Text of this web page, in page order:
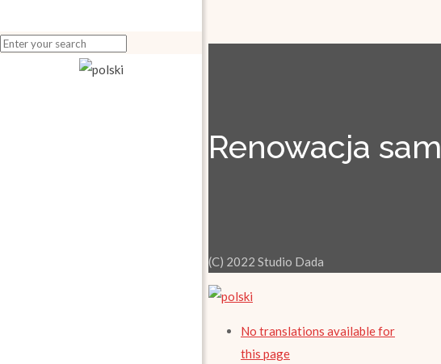
Renowacja
(C) 2022 Studio Dada
No translations available for
this page